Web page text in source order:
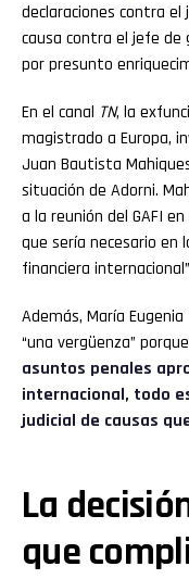
declaraciones contra el
causa contra el jefe
por presunto
En el canal TN, la
magistrado a Europa,
Juan Bautista
situación de Adorni.
a la reunión del GAFI
que sería necesario en
financiera
Además, María
“una vergüenza”
asuntos penales
internacional, todo
judicial de causas
La
que